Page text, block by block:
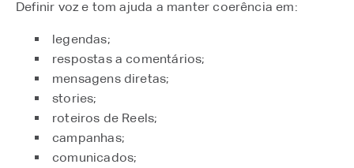
Definir voz e tom ajuda a manter coerência em:
legendas;
respostas a comentários;
mensagens diretas;
stories;
roteiros de Reels;
campanhas;
comunicados;